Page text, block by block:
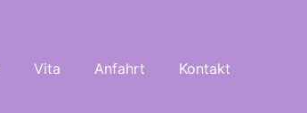
Vita Anfahrt Kontakt